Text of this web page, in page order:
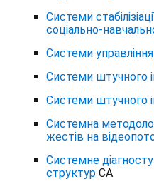
Системи
соціально-
Системи
Системи штучного
Системи штучного
Системна
жестів на
Системне
структур СА